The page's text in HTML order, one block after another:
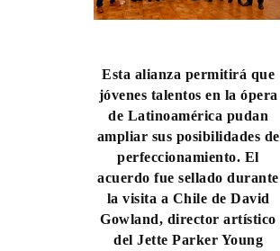
Esta alianza permitirá que
jóvenes talentos en la ópera
de Latinoamérica pudan
ampliar sus posibilidades de
perfeccionamiento. El
acuerdo fue sellado durante
la visita a Chile de David
Gowland, director artístico
del Jette Parker Young